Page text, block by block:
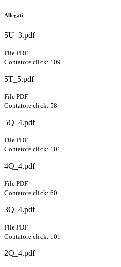
Allegati
5U_3.pdf
File PDF
Contatore click: 109
5T_5.pdf
File PDF
Contatore click: 58
5Q_4.pdf
File PDF
Contatore click: 101
4Q_4.pdf
File PDF
Contatore click: 60
3Q_4.pdf
File PDF
Contatore click: 101
2Q_4.pdf